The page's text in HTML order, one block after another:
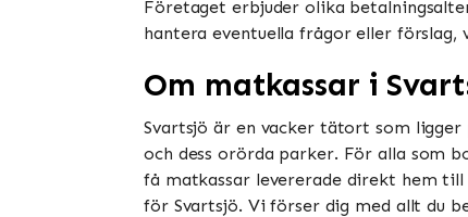
Företaget erbjuder olika
hantera eventuella frågor eller förslag,
Om matkassar i
Svartsjö är en vacker tätort som
och dess orörda parker. För alla som
få matkassar levererade direkt hem
för Svartsjö. Vi förser dig med allt du